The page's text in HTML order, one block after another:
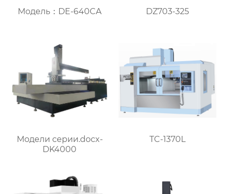
Модель：DE-640CA DZ703-325
Модели серии.docx-
DK4000
TC-1370L